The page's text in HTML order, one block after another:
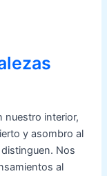
nuestro interior,
y asombro al
Nos
al